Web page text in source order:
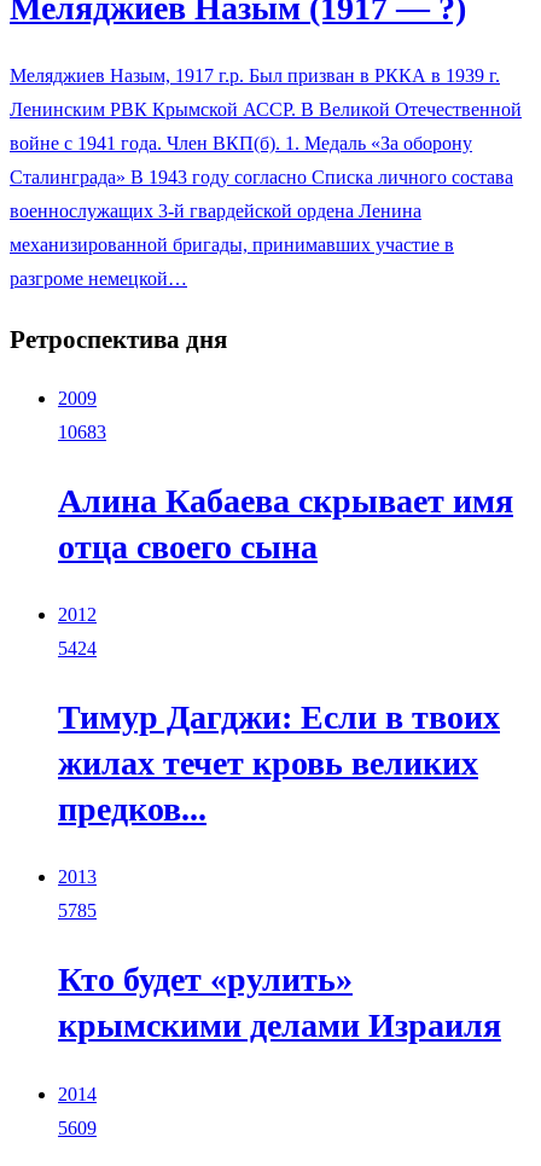
Меляджиев Назым (1917 — ?)
Меляджиев Назым, 1917 г.р. Был призван в РККА в 1939 г.
Ленинским РВК Крымской АССР. В Великой Отечественной
войне с 1941 года. Член ВКП(б). 1. Медаль «За оборону
Сталинграда» В 1943 году согласно Списка личного состава
военнослужащих 3-й гвардейской ордена Ленина
механизированной бригады, принимавших участие в
разгроме немецкой…
Ретроспектива дня
2009
10683
Алина Кабаева скрывает имя
отца своего сына
2012
5424
Тимур Дагджи: Если в твоих
жилах течет кровь великих
предков...
2013
5785
Кто будет «рулить»
крымскими делами Израиля
2014
5609